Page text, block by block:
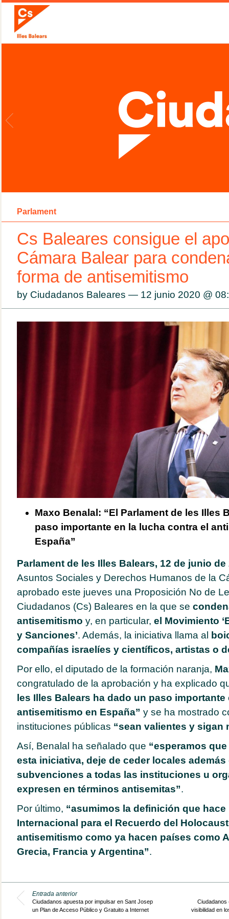
Parlament
Cs Baleares consigue el
Cámara Balear para
forma de antisemitismo
by Ciudadanos Baleares — 12 junio 2020 @
Maxo Benalal: “El Parlament de les Illes
paso importante en la lucha contra el
España”
Parlament de les Illes Balears, 12 de junio de
Asuntos Sociales y Derechos Humanos de la
aprobado este jueves una Proposición No de
Ciudadanos (Cs) Baleares en la que se
antisemitismo y, en particular, el Movimiento
y Sanciones’. Además, la iniciativa llama al
compañías israelíes y científicos, artistas o
Por ello, el diputado de la formación naranja,
congratulado de la aprobación y ha explicado
les Illes Balears ha dado un paso
antisemitismo en España” y se ha mostrado
instituciones públicas “sean valientes y sigan
Así, Benalal ha señalado que “esperamos
esta iniciativa, deje de ceder locales además
subvenciones a todas las instituciones u
expresen en términos antisemitas”.
Por último, “asumimos la definición que hace
Internacional para el Recuerdo del
antisemitismo como ya hacen países como
Grecia, Francia y Argentina”.
Entrada anterior
Ciudadanos apuesta por impulsar en Sant Josep
un Plan de Acceso Público y Gratuito a Internet
Ciudadanos
visibilidad en